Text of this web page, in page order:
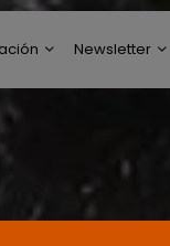
y
Newsletter